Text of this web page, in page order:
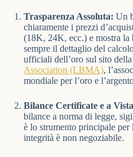
Trasparenza Assoluta: Un
chiaramente i prezzi
(18K, 24K, ecc.) e mostra la
sempre il dettaglio del
ufficiali dell’oro sul sito della
Association (LBMA),
mondiale per l’oro e
Bilance Certificate e a
bilance a norma di legge,
è lo strumento principale
integrità è non negoziabile.